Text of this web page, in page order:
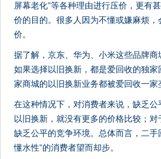
屏幕老化”等各种理由进行压价，更有
价的目的。很多人因为不懂或嫌麻烦
价。
据了解，京东、华为、小米这些品牌
如果选择以旧换新，都是爱回收的独
家商城的以旧换新业务都被爱回收一家
在这种情况下，对消费者来说，缺乏
以旧换新，就没有更多的价格比较；
缺乏公平的竞争环境。总体而言，二手
懂水性”的消费者望而却步。